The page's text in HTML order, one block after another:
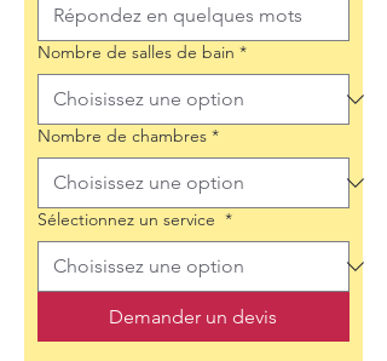
Nombre de salles de bain *
Nombre de chambres *
Sélectionnez un service *
Demander un devis